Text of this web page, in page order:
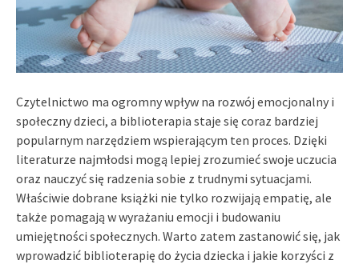
Czytelnictwo ma ogromny wpływ na rozwój emocjonalny i
społeczny dzieci, a biblioterapia staje się coraz bardziej
popularnym narzędziem wspierającym ten proces. Dzięki
literaturze najmłodsi mogą lepiej zrozumieć swoje uczucia
oraz nauczyć się radzenia sobie z trudnymi sytuacjami.
Właściwie dobrane książki nie tylko rozwijają empatię, ale
także pomagają w wyrażaniu emocji i budowaniu
umiejętności społecznych. Warto zatem zastanowić się, jak
wprowadzić biblioterapię do życia dziecka i jakie korzyści z